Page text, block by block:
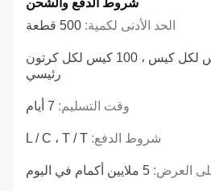
شروط الدفع والشحن
الحد الأدنى لكمية: 500 قطعة
50 كيس لكل كيس ، 100 كيس لكل كرتون
رئيسي
وقت التسليم: 7 أيام
شروط الدفع: L / C ، T / T
العرض: 5 ملايين أكمام في اليوم